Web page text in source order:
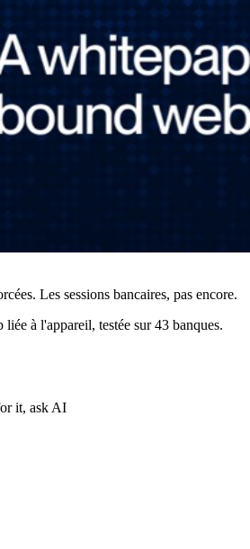
Les sessions bancaires, pas encore.
à l'appareil, testée sur 43 banques.
it, ask AI